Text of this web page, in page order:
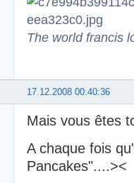
The world francis
17.12.2008 00:40:36
Mais vous êtes
A chaque fois
Pancakes"....><